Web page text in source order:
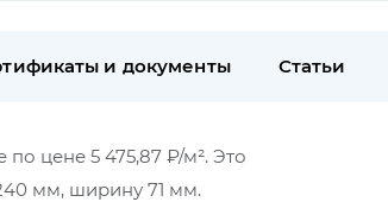
и документы Статьи
цене 5 475,87 ₽/м². Это
мм, ширину 71 мм.